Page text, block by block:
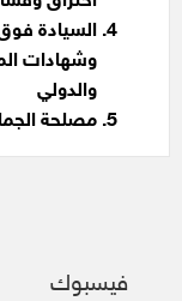
السيادة
وشهادات
والدولي
مصلحة
فيسبوك